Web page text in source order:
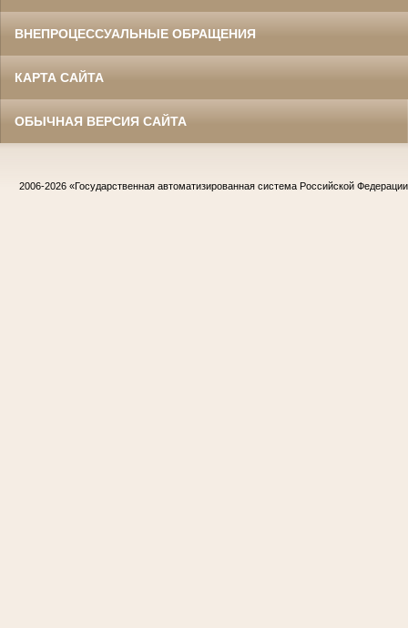
ВНЕПРОЦЕССУАЛЬНЫЕ ОБРАЩЕНИЯ
КАРТА САЙТА
ОБЫЧНАЯ ВЕРСИЯ САЙТА
2006-2026 «Государственная автоматизированная система Российской